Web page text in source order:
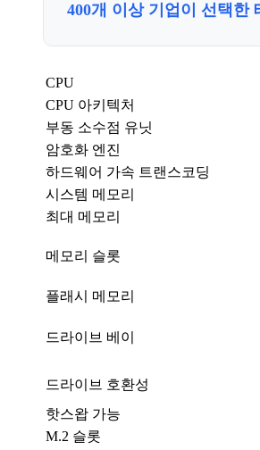
400개 이상 기업이 선택
CPU
CPU 아키텍처
부동 소수점 유닛
암호화 엔진
하드웨어 가속 트랜스코딩
시스템 메모리
최대 메모리
메모리 슬롯
플래시 메모리
드라이브 베이
드라이브 호환성
핫스왑 가능
M.2 슬롯